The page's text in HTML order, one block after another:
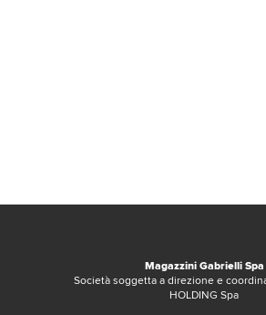
Magazzini Gabrielli Spa
Società soggetta a direzione e
HOLDING Spa